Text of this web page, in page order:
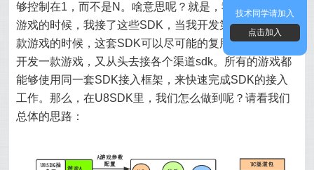
够控制在1，而不是N。啥意思呢？就是，我开发第一款
游戏的时候，我接了这些SDK，当我开发第二款，第三
款游戏的时候，这套SDK可以尽可能的复用，而不是每
开发一款游戏，又从头去接各个渠道sdk。所有的游戏都
能够使用同一套SDK接入框架，来快速完成SDK的接入
工作。那么，在U8SDK里，我们怎么做到呢？请看我们
总体的思路：
技术同学请加入
点击加入